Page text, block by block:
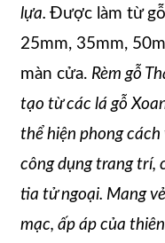
lựa. Được làm từ
25mm, 35mm,
màn cửa. Rèm gỗ
tạo từ các lá gỗ
thể hiện phong
công dụng trang trí,
tia tử ngoại. Mang
mạc, ấp áp của